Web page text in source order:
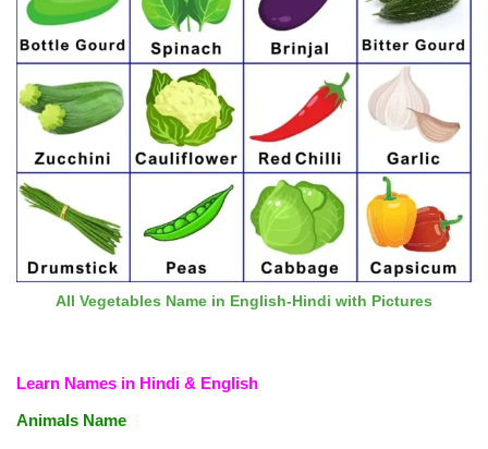
All Vegetables Name in English-Hindi with Pictures
Learn Names in Hindi & English
Animals Name